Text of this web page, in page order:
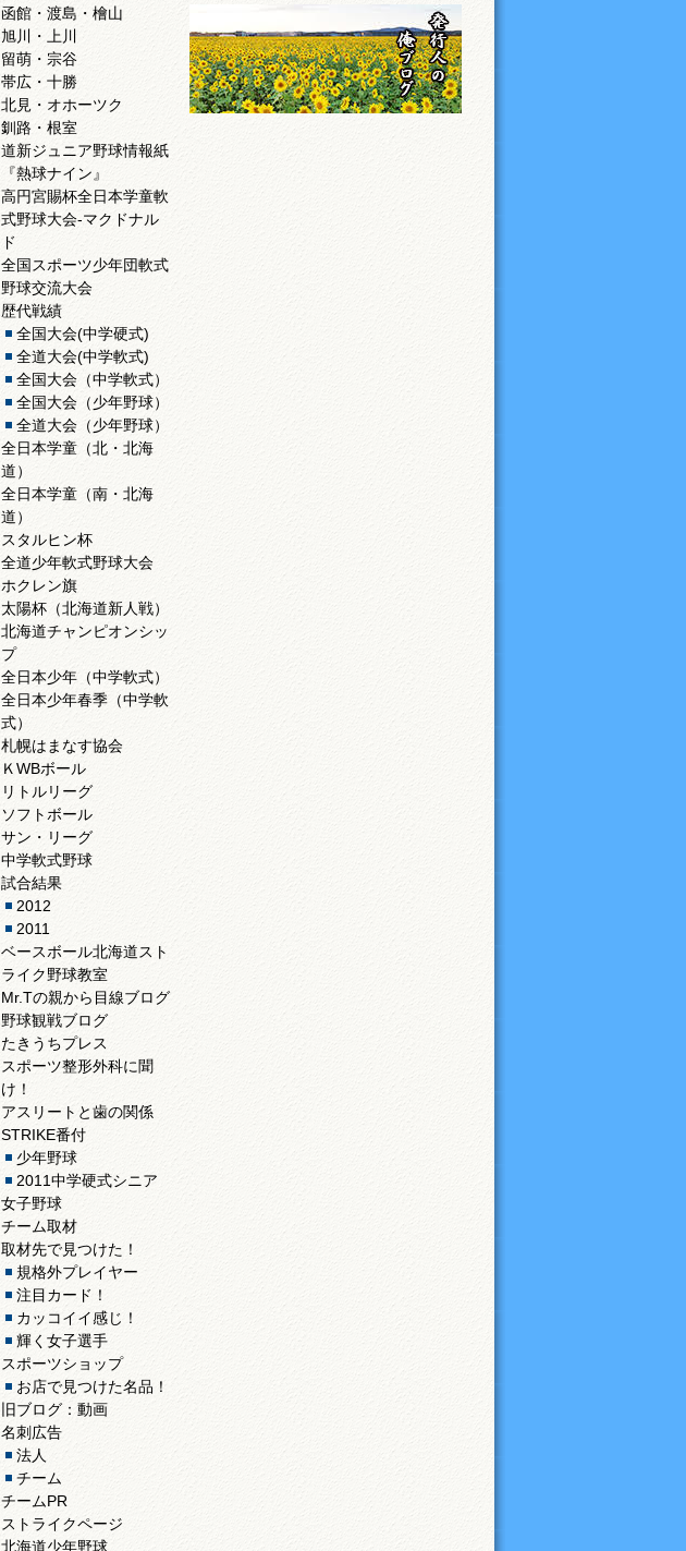
函館・渡島・檜山
旭川・上川
留萌・宗谷
帯広・十勝
北見・オホーツク
釧路・根室
道新ジュニア野球情報紙
『熱球ナイン』
高円宮賜杯全日本学童軟
式野球大会-マクドナル
ド
全国スポーツ少年団軟式
野球交流大会
歴代戦績
全国大会(中学硬式)
全道大会(中学軟式)
全国大会（中学軟式）
全国大会（少年野球）
全道大会（少年野球）
全日本学童（北・北海
道）
全日本学童（南・北海
道）
スタルヒン杯
全道少年軟式野球大会
ホクレン旗
太陽杯（北海道新人戦）
北海道チャンピオンシッ
プ
全日本少年（中学軟式）
全日本少年春季（中学軟
式）
札幌はまなす協会
ＫWBボール
リトルリーグ
ソフトボール
サン・リーグ
中学軟式野球
試合結果
2012
2011
ベースボール北海道スト
ライク野球教室
Mr.Tの親から目線ブログ
野球観戦ブログ
たきうちプレス
スポーツ整形外科に聞
け！
アスリートと歯の関係
STRIKE番付
少年野球
2011中学硬式シニア
女子野球
チーム取材
取材先で見つけた！
規格外プレイヤー
注目カード！
カッコイイ感じ！
輝く女子選手
スポーツショップ
お店で見つけた名品！
旧ブログ：動画
名刺広告
法人
チーム
チームPR
ストライクページ
北海道少年野球